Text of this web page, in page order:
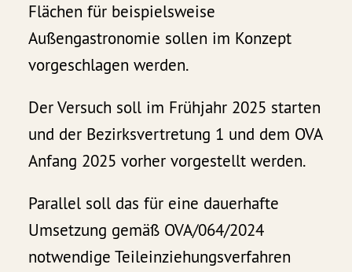
Flächen für beispielsweise
Außengastronomie sollen im Konzept
vorgeschlagen werden.
Der Versuch soll im Frühjahr 2025 starten
und der Bezirksvertretung 1 und dem OVA
Anfang 2025 vorher vorgestellt werden.
Parallel soll das für eine dauerhafte
Umsetzung gemäß OVA/064/2024
notwendige Teileinziehungsverfahren